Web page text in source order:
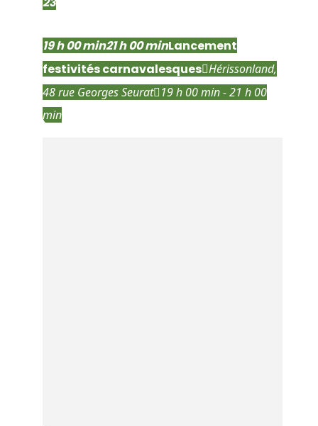
19 h 00 min21 h 00 minLancement
festivités carnavalesques Hérissonland,
48 rue Georges Seurat 19 h 00 min - 21 h 00
min